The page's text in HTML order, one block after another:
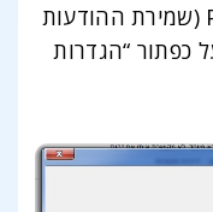
בחלון זה יש לבחור בסימון POP3 (שמירת ההודעות
כפתור “הגדרות